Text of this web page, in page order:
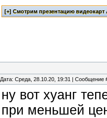
points out that
Дата: Среда, 28.10.20, 19:31 | Сообщение
ну вот хуанг
при меньшей